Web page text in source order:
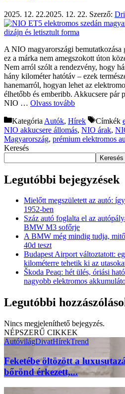
2025. 12. 22.2025. 12. 22. Szerző:
A NIO magyarországi bemutatkozása
ez a márka nem amegszokott úton
Nem arról szólt a rendezvény, hogy
hány kilométer hatótáv – ezek
hanemarról, hogyan lehet az
élhetőbb és emberibb. Akkucsere pár
NIO … Olvass tovább
Kategória Autók, Hírek Címkék
NIO akkucsere állomás, NIO árak,
Magyarország, prémium elektromos
Keresés
Keresés
Legutóbbi bejegyzések
Mielőtt megszületett az autó:
1952-ben
Száz autó foglalta el az
BMW M3 sofőrje
A BMW még mindig tudja,
40d teszt
Budapest Airport változtatott:
kilométerre tehetik ki az
Škoda Peaq: hét ülés, óriási
nagyobb elektromos
Legutóbbi
Nincs megjeleníthető bejegyzés.
NÉPSZERŰ CIKKEK
AutóvilágDivatHírekTrend
Feketébe öltözött a
bőrönd érkezett,...